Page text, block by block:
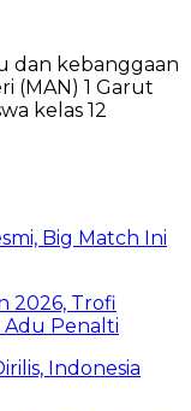
dan kebanggaan
(MAN) 1 Garut
kelas 12
Big Match Ini
2026, Trofi
Adu Penalti
Indonesia